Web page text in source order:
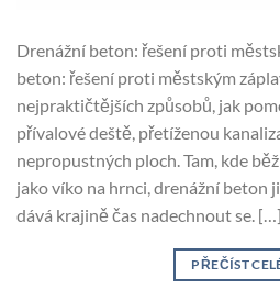
Drenážní beton: řešení proti
beton: řešení proti městským
nejpraktičtějších způsobů, jak
přívalové deště, přetíženou
nepropustných ploch. Tam, kde
jako víko na hrnci, drenážní beton
dává krajině čas nadechnout se. […]
PŘEČÍST